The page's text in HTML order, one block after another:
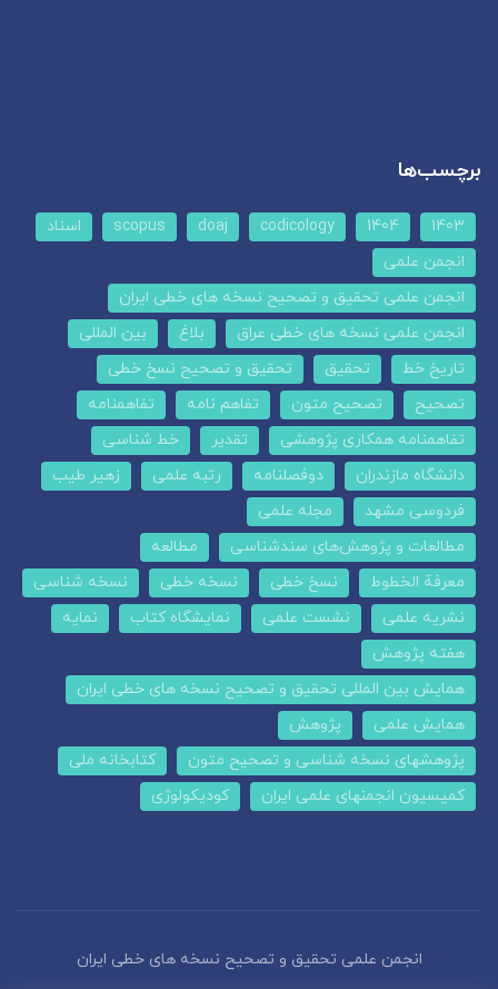
برچسب‌ها
1403
1404
codicology
doaj
scopus
اسناد
انجمن علمی
انجمن علمی تحقیق و تصحیح نسخه های خطی ایران
انجمن علمی نسخه های خطی عراق
بلاغ
بین المللی
تاریخ خط
تحقیق
تحقیق و تصحیح نسخ خطی
تصحیح
تصحیح متون تفاهم نامه
تفاهمنامه
تفاهمنامه همکاری پژوهشی
تقدیر
خط شناسی
دانشگاه مازندران
دوفصلنامه رتبه علمی
زهیر طیب
فردوسی مشهد
مجله علمی
مطالعات و پژوهش‌های سندشناسی
مطالعه
معرفة الخطوط
نسخ خطی نسخه خطی
نسخه شناسی
نشریه علمی
نشست علمی نمایشگاه کتاب
نمایه
هفته پژوهش
همایش بین المللی تحقیق و تصحیح نسخه های خطی ایران
همایش علمی
پژوهش
پژوهشهای نسخه شناسی و تصحیح متون
کتابخانه ملی
کمیسیون انجمنهای علمی ایران
کودیکولوژی
انجمن علمی تحقیق و تصحیح نسخه های خطی ایران